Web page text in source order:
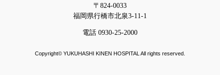
〒824-0033
福岡県行橋市北泉3-11-1
電話 0930-25-2000
Copyright© YUKUHASHI KINEN HOSPITAL All rights reserved.